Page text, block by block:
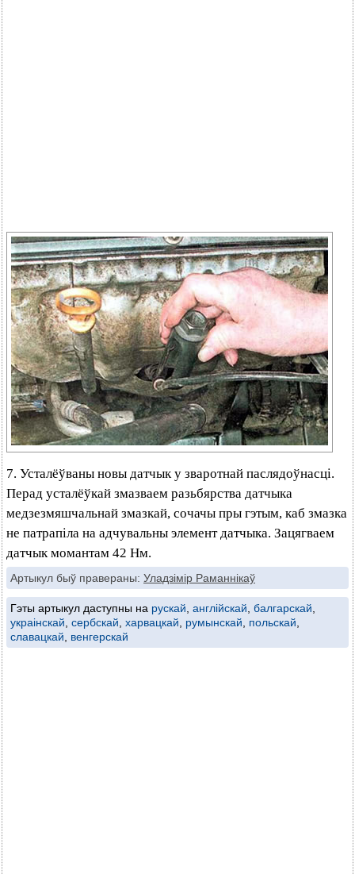
7. Усталёўваны новы датчык у зваротнай паслядоўнасці.
Перад усталёўкай змазваем разьбярства датчыка
медзезмяшчальнай змазкай, сочачы пры гэтым, каб змазка
не патрапіла на адчувальны элемент датчыка. Зацягваем
датчык момантам 42 Нм.
Артыкул быў правераны: Уладзімір Раманнікаў
Гэты артыкул даступны на рускай англійскай балгарскай
украінскай сербскай харвацкай румынскай польскай
славацкай
венгерскай